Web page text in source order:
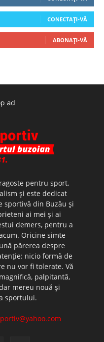
CONECTAȚI-VĂ
ABONAȚI-VĂ
ad
pentru sport,
şi este dedicat
sportivă din Buzău şi
ai mei şi ai
demers, pentru a
Oricine simte
părerea despre
nicio formă de
nu vor fi tolerate. Vă
palpitantă,
mereu nouă şi
sportului.